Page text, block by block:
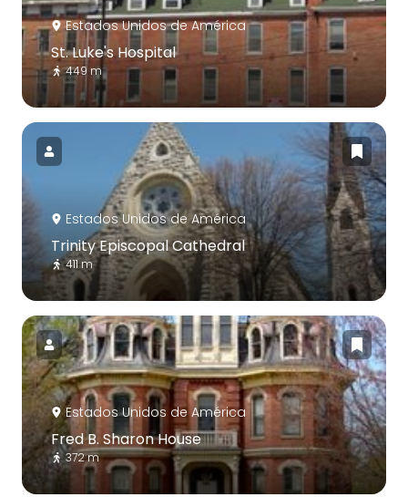
Estados Unidos de América
St. Luke's Hospital
449 m
Estados Unidos de América
Trinity Episcopal Cathedral
411 m
Estados Unidos de América
Fred B. Sharon House
372 m